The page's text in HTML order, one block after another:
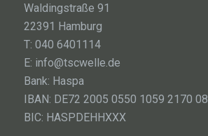
Waldingstraße 91
22391 Hamburg
T: 040 6401114
E: info@tscwelle.de
Bank: Haspa
IBAN: DE72 2005 0550 1059 2170 08
BIC: HASPDEHHXXX